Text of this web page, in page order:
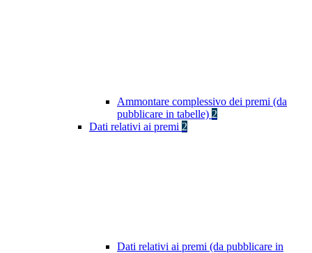
Ammontare complessivo dei premi (da
pubblicare in tabelle) 2
Dati relativi ai premi 2
Dati relativi ai premi (da pubblicare in